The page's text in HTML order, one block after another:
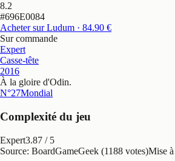
8.2
#696E0084
Acheter sur Ludum · 84.90 €
Sur commande
Expert
Casse-tête
2016
À la gloire d'Odin.
N°27Mondial
Complexité du jeu
Expert3.87 / 5
Source: BoardGameGeek (1188 votes)Mise